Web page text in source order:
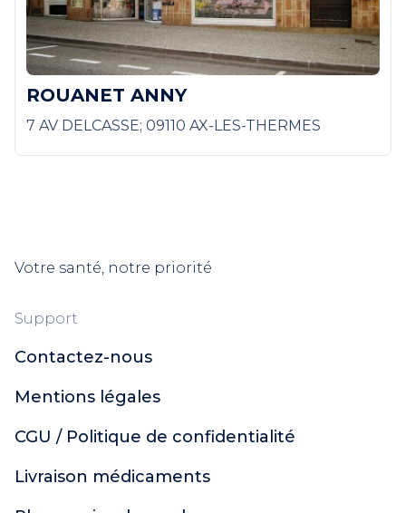
ROUANET ANNY
7 AV DELCASSE; 09110 AX-LES-THERMES
Votre santé, notre priorité
Support
Contactez-nous
Mentions légales
CGU / Politique de confidentialité
Livraison médicaments